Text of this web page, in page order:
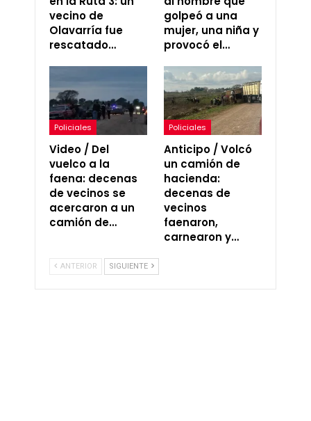
vecino de
Olavarría fue
rescatado…
golpeó a una
mujer, una niña y
provocó el…
Policiales
Video / Del
vuelco a la
faena: decenas
de vecinos se
acercaron a un
camión de…
Policiales
Anticipo / Volcó
un camión de
hacienda:
decenas de
vecinos
faenaron,
carnearon y…
ANTERIOR SIGUIENTE